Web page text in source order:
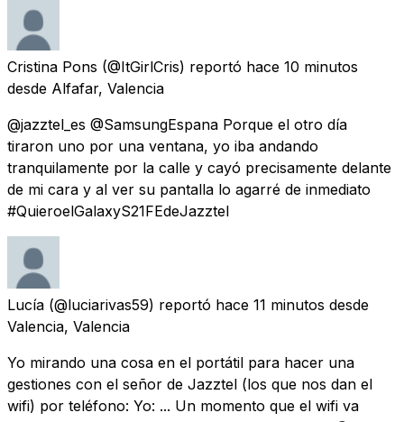
Cristina Pons (@ItGirlCris) reportó hace 10 minutos
desde Alfafar, Valencia
@jazztel_es @SamsungEspana Porque el otro día
tiraron uno por una ventana, yo iba andando
tranquilamente por la calle y cayó precisamente delante
de mi cara y al ver su pantalla lo agarré de inmediato
#QuieroelGalaxyS21FEdeJazztel
Lucía (@luciarivas59) reportó hace 11 minutos desde
Valencia, Valencia
Yo mirando una cosa en el portátil para hacer una
gestiones con el señor de Jazztel (los que nos dan el
wifi) por teléfono: Yo: ... Un momento que el wifi va